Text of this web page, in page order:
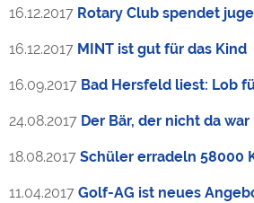
16.12.2017 Rotary Club spendet
16.12.2017 MINT ist gut für das Kind
16.09.2017 Bad Hersfeld liest: Lob
24.08.2017 Der Bär, der nicht da war
18.08.2017 Schüler erradeln 58000
11.04.2017 Golf-AG ist neues